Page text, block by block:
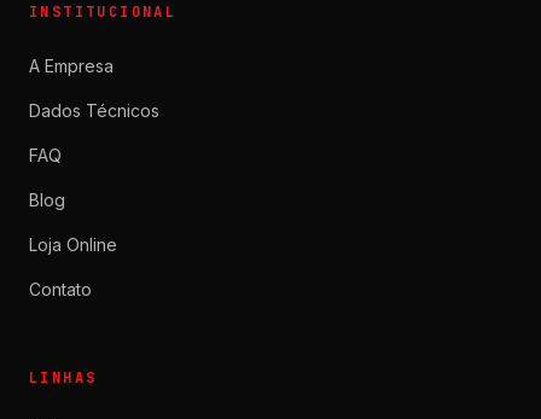
INSTITUCIONAL
A Empresa
Dados Técnicos
FAQ
Blog
Loja Online
Contato
LINHAS